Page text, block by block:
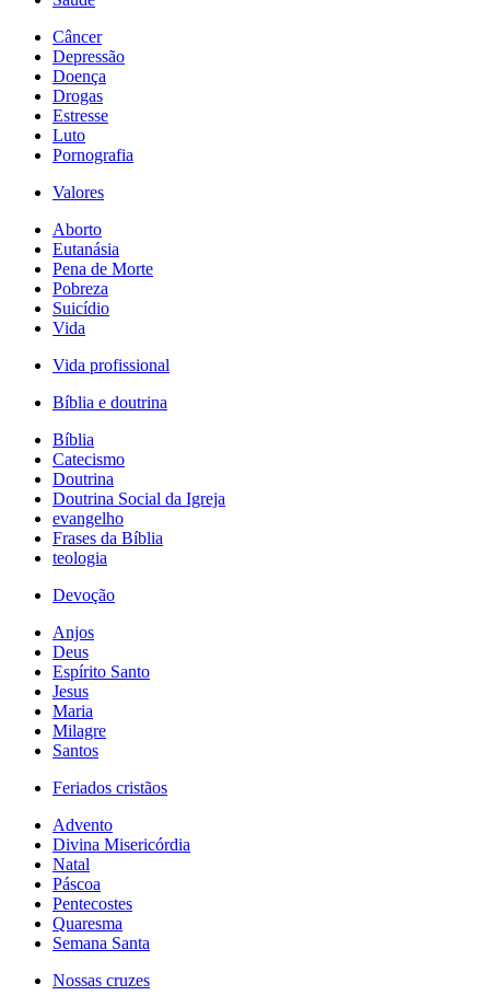
Câncer
Depressão
Doença
Drogas
Estresse
Luto
Pornografia
Valores
Aborto
Eutanásia
Pena de Morte
Pobreza
Suicídio
Vida
Vida profissional
Bíblia e doutrina
Bíblia
Catecismo
Doutrina
Doutrina Social da Igreja
evangelho
Frases da Bíblia
teologia
Devoção
Anjos
Deus
Espírito Santo
Jesus
Maria
Milagre
Santos
Feriados cristãos
Advento
Divina Misericórdia
Natal
Páscoa
Pentecostes
Quaresma
Semana Santa
Nossas cruzes